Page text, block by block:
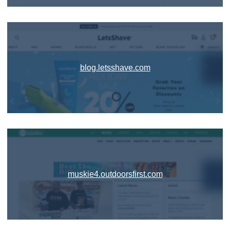
blog.letsshave.com
muskie4.outdoorsfirst.com